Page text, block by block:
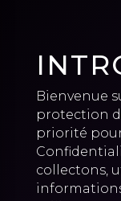
Bienvenue
protection
priorité
collectons,